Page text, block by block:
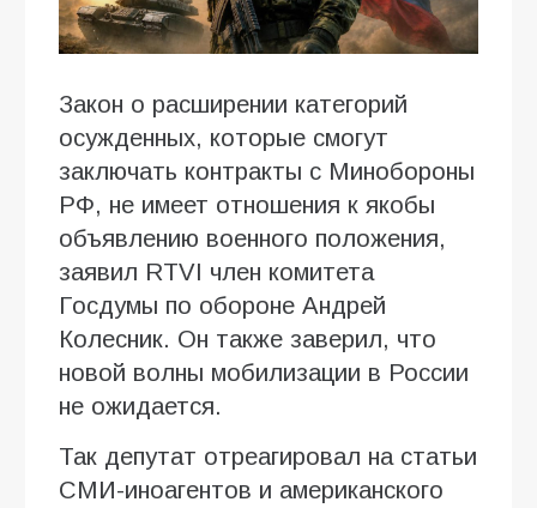
Закон о расширении категорий
осужденных, которые смогут
заключать контракты с Минобороны
РФ, не имеет отношения к якобы
объявлению военного положения,
заявил RTVI член комитета
Госдумы по обороне Андрей
Колесник. Он также заверил, что
новой волны мобилизации в России
не ожидается.
Так депутат отреагировал на статьи
СМИ-иноагентов и американского